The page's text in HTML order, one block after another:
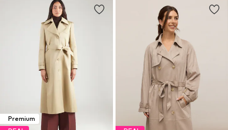
Premium